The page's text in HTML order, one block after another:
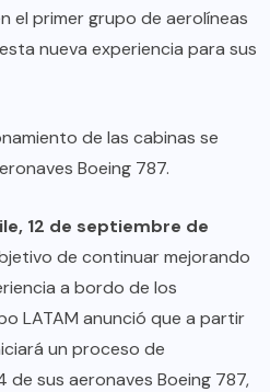
el primer grupo de aerolíneas
nueva experiencia para sus
de las cabinas se
Boeing 787.
12 de septiembre de
de continuar mejorando
a bordo de los
LATAM anunció que a partir
un proceso de
de sus aeronaves Boeing 787,